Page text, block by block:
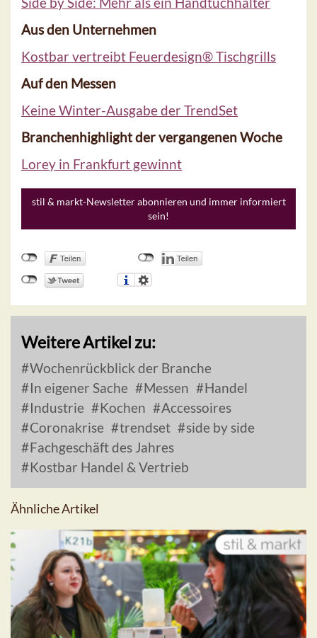
Aus den Unternehmen
Kostbar vertreibt Feuerdesign® Tischgrills
Auf den Messen
Keine Winter-Ausgabe der TrendSet
Branchenhighlight der vergangenen Woche
Lorey in Frankfurt gewinnt
stil & markt-Newsletter abonnieren und immer informiert
sein!
Weitere Artikel zu:
Wochenrückblick der Branche
In eigener Sache
Messen
Handel
Industrie
Kochen
Accessoires
Coronakrise
trendset
side by side
Fachgeschäft des Jahres
Kostbar Handel & Vertrieb
Ähnliche Artikel